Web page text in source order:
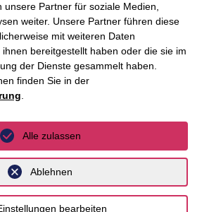
Partner für soziale Medien,
weiter. Unsere Partner führen diese
mit weiteren Daten
bereitgestellt haben oder die sie im
der Dienste gesammelt haben.
finden Sie in der
bearbeiten
Ablehnen
Alle zulassen